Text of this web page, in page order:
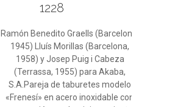
1228
Ramón Benedito Graells (Barcelona,
1945) Lluís Morillas (Barcelona,
1958) y Josep Puig i Cabeza
(Terrassa, 1955) para Akaba,
S.A.Pareja de taburetes modelo
«Frenesí» en acero inoxidable con